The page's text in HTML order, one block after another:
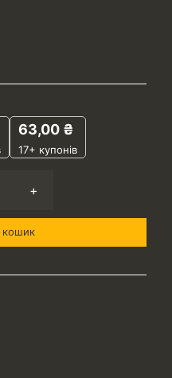
63,00 ₴
17+ купонів
+
кошик